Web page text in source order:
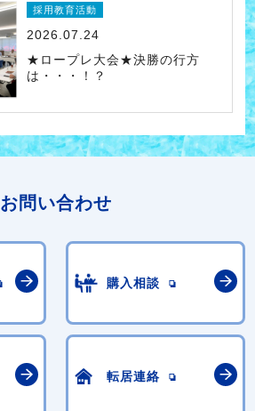
採用教育活動
2026.07.24
★ロープレ大会★決勝の行方
は・・・！？
お問い合わせ
購入相談
転居連絡